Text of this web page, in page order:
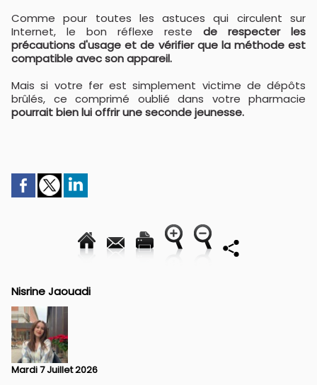
Comme pour toutes les astuces qui circulent sur
Internet, le bon réflexe reste de respecter les
précautions d'usage et de vérifier que la méthode est
compatible avec son appareil.
Mais si votre fer est simplement victime de dépôts
brûlés, ce comprimé oublié dans votre pharmacie
pourrait bien lui offrir une seconde jeunesse.
Nisrine Jaouadi
Mardi 7 Juillet 2026